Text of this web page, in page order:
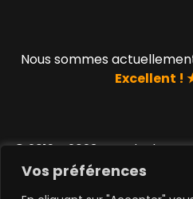
Vos préférences
Nous sommes
Excellent
© 2019 - 2023 www.lucky-